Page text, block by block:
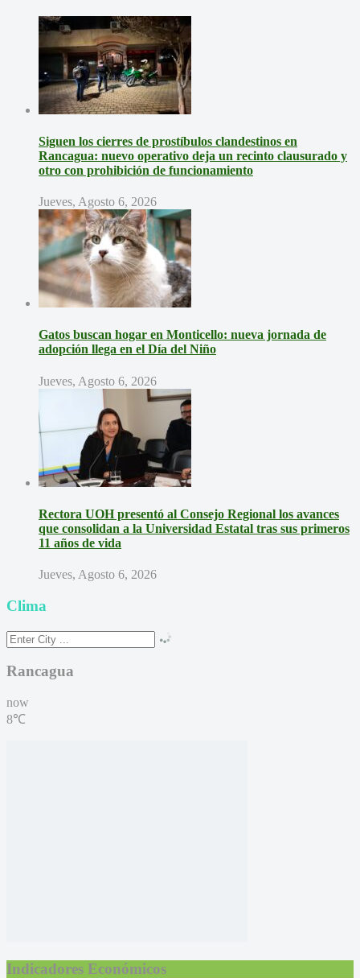
Siguen los cierres de prostíbulos clandestinos en
Rancagua: nuevo operativo deja un recinto clausurado y
otro con prohibición de funcionamiento
Jueves, Agosto 6, 2026
Gatos buscan hogar en Monticello: nueva jornada de
adopción llega en el Día del Niño
Jueves, Agosto 6, 2026
Rectora UOH presentó al Consejo Regional los avances
que consolidan a la Universidad Estatal tras sus primeros
11 años de vida
Jueves, Agosto 6, 2026
Clima
Rancagua
now
8℃
Indicadores Económicos